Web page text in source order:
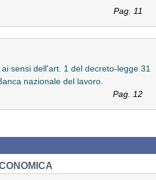
Pag. 11
sensi dell'art. 1 del decreto-legge 31
nazionale del lavoro.
Pag. 12